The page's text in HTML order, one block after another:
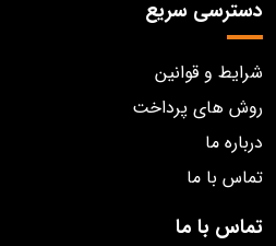
دسترسی سریع
شرایط و قوانین
روش های پرداخت
درباره ما
تماس با ما
تماس با ما